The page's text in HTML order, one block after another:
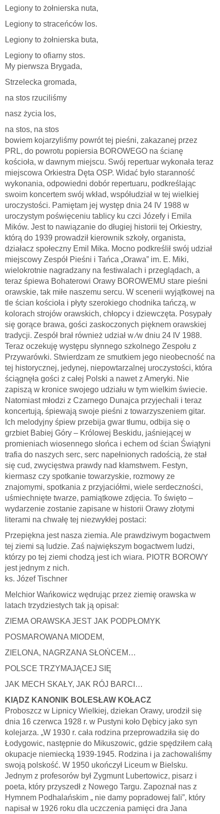
Legiony to żołnierska nuta,
Legiony to straceńców los.
Legiony to żołnierska buta,
Legiony to ofiarny stos.
My pierwsza Brygada,
Strzelecka gromada,
na stos rzuciliśmy
nasz życia los,
na stos, na stos
bowiem kojarzyliśmy powrót tej pieśni, zakazanej przez
PRL, do powrotu popiersia BOROWEGO na ścianę
kościoła, w dawnym miejscu. Swój repertuar wykonała teraz
miejscowa Orkiestra Dęta OSP. Widać było staranność
wykonania, odpowiedni dobór repertuaru, podkreślając
swoim koncertem swój wkład, współudział w tej wielkiej
uroczystości. Pamiętam jej występ dnia 24 IV 1988 w
uroczystym poświęceniu tablicy ku czci Józefy i Emila
Mików. Jest to nawiązanie do długiej historii tej Orkiestry,
którą do 1939 prowadził kierownik szkoły, organista,
działacz społeczny Emil Mika. Mocno podkreślił swój udział
miejscowy Zespół Pieśni i Tańca „Orawa” im. E. Miki,
wielokrotnie nagradzany na festiwalach i przeglądach, a
teraz śpiewa Bohaterowi Orawy BOROWEMU stare pieśni
orawskie, tak miłe naszemu sercu. W scenerii wyjątkowej na
tle ścian kościoła i płyty szerokiego chodnika tańczą, w
kolorach strojów orawskich, chłopcy i dziewczęta. Posypały
się gorące brawa, gości zaskoczonych pięknem orawskiej
tradycji. Zespół brał również udział w ∕w dniu 24 IV 1988.
Teraz oczekuję występu słynnego szkolnego Zespołu z
Przywarówki. Stwierdzam ze smutkiem jego nieobecność na
tej historycznej, jedynej, niepowtarzalnej uroczystości, która
ściągnęła gości z całej Polski a nawet z Ameryki. Nie
zapiszą w kronice swojego udziału w tym wielkim świecie.
Natomiast młodzi z Czarnego Dunajca przyjechali i teraz
koncertują, śpiewają swoje pieśni z towarzyszeniem gitar.
Ich melodyjny śpiew przebija gwar tłumu, odbija się o
grzbiet Babiej Góry – Królowej Beskidu, jaśniejącej w
promieniach wiosennego słońca i echem od ścian Świątyni
trafia do naszych serc, serc napełnionych radością, że stał
się cud, zwycięstwa prawdy nad kłamstwem. Festyn,
kiermasz czy spotkanie towarzyskie, rozmowy ze
znajomymi, spotkania z przyjaciółmi, wiele serdeczności,
uśmiechnięte twarze, pamiątkowe zdjęcia. To święto –
wydarzenie zostanie zapisane w historii Orawy złotymi
literami na chwałę tej niezwykłej postaci:
Przepiękna jest nasza ziemia. Ale prawdziwym bogactwem
tej ziemi są ludzie. Zaś największym bogactwem ludzi,
którzy po tej ziemi chodzą jest ich wiara. PIOTR BOROWY
jest jednym z nich.
ks. Józef Tischner
Melchior Wańkowicz wędrując przez ziemię orawska w
latach trzydziestych tak ją opisał:
ZIEMA ORAWSKA JEST JAK PODPŁOMYK
POSMAROWANA MIODEM,
ZIELONA, NAGRZANA SŁOŃCEM…
POLSCE TRZYMAJĄCEJ SIĘ
JAK MECH SKAŁY, JAK RÓJ BARCI…
KIĄDZ KANONIK BOLESŁAW KOŁACZ
Proboszcz w Lipnicy Wielkiej, dziekan Orawy, urodził się
dnia 16 czerwca 1928 r. w Pustyni koło Dębicy jako syn
kolejarza. „W 1930 r. cała rodzina przeprowadziła się do
Łodygowic, następnie do Mikuszowic, gdzie spędziłem całą
okupacje niemiecką 1939-1945. Rodzina i ja zachowaliśmy
swoją polskość. W 1950 ukończył Liceum w Bielsku.
Jednym z profesorów był Zygmunt Lubertowicz, pisarz i
poeta, który przyszedł z Nowego Targu. Zapoznał nas z
Hymnem Podhalańskim „ nie damy popradowej fali”, który
napisał w 1926 roku dla uczczenia pamięci dra Jana